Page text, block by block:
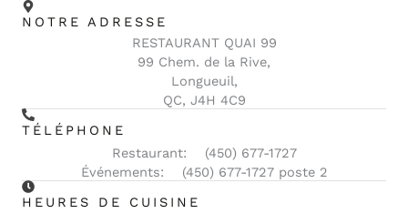
NOTRE ADRESSE
RESTAURANT QUAI 99
99 Chem. de la Rive,
Longueuil,
QC, J4H 4C9
TÉLÉPHONE
Restaurant: (450) 677-1727
Événements: (450) 677-1727 poste 2
HEURES DE CUISINE